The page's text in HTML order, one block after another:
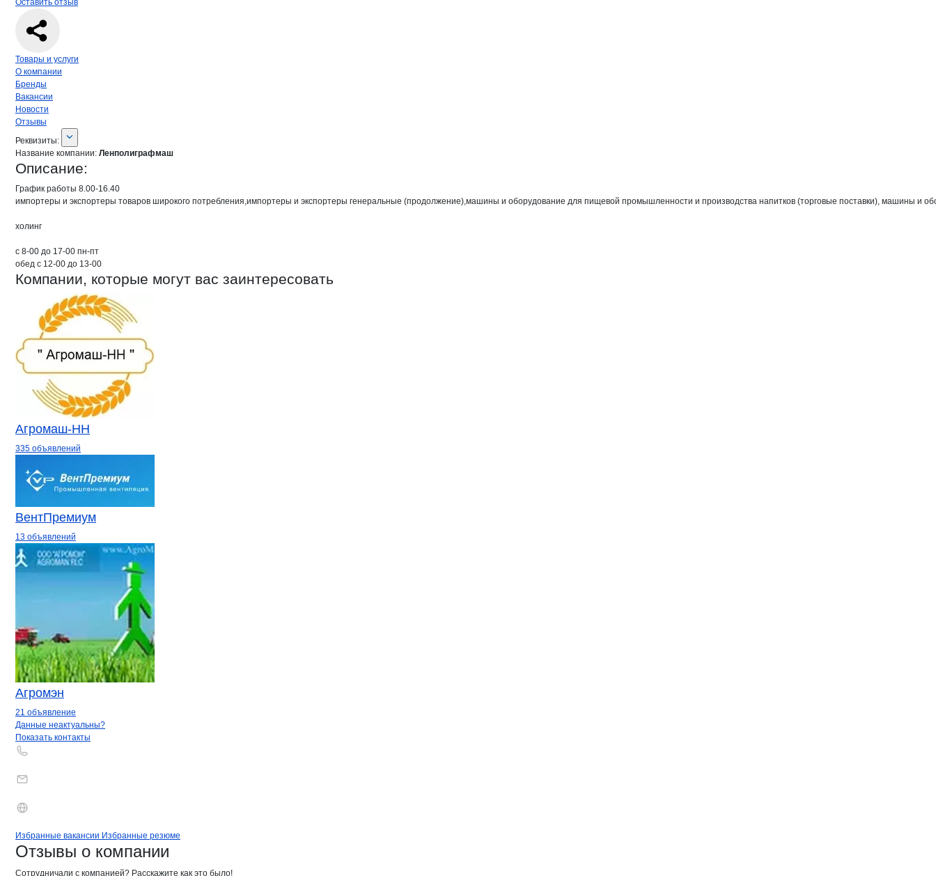
Оставить отзыв
Навигация по странице
Товары и услуги
О компании
Бренды
Вакансии
Новости
Отзывы
О компании
Реквизиты
Реквизиты:
Название компании: Ленполиграфмаш
Описание:
График работы 8.00-16.40
импортеры и экспортеры товаров широкого потребления,импортеры и экспортеры генеральные (продолжение),машины и оборудование для пищевой промышленности и производства напитков (торговые поставки), машины
холинг
с 8-00 до 17-00 пн-пт
обед с 12-00 до 13-00
Компании, которые могут вас заинтересовать
Агромаш-НН
335 объявлений
ВентПремиум
13 объявлений
Агромэн
21 объявление
Контактыкомпании
+7(800)000-00-..
Данные неактуальны?
Показать контакты
Брендыкомпани Ленполиграфмаш
Вакансии вЛенполиграфмаш
Избранные вакансии Избранные резюме
Новости oЛенполиграфмаш , ОАО
Отзывы о компании
Сотрудничали с компанией? Расскажите как это было!